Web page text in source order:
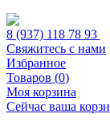
8 (937) 118 78 93
Свяжитесь с нами
Избранное
Товаров (0)
Моя корзина
Сейчас ваша